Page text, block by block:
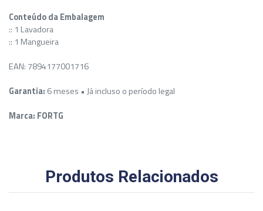
Conteúdo da Embalagem
:: 1 Lavadora
:: 1 Mangueira
EAN: 7894177001716
Garantia: 6 meses • Já incluso o período legal
Marca: FORTG
Produtos Relacionados